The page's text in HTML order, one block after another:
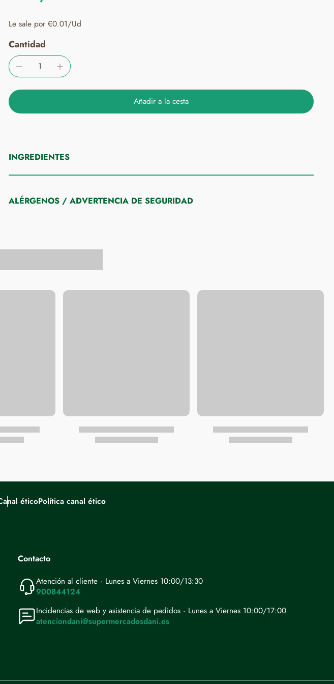
Le sale por €0.01/Ud
Cantidad
Añadir a la cesta
INGREDIENTES
ALÉRGENOS / ADVERTENCIA DE SEGURIDAD
éticoPolítica canal ético
Contacto
Atención al cliente · Lunes a Viernes 10:00/13:30
900844124
Incidencias de web y asistencia de pedidos · Lunes a Viernes 10:00/17:00
atenciondani@supermercadosdani.es